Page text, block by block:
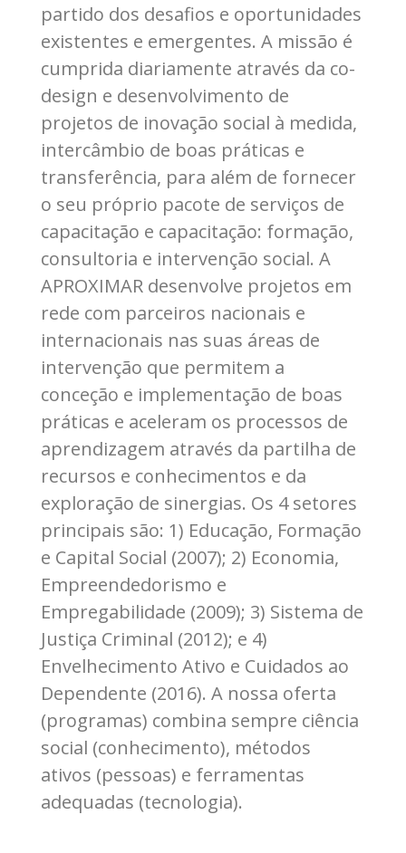
partido dos desafios e oportunidades
existentes e emergentes. A missão é
cumprida diariamente através da co-
design e desenvolvimento de
projetos de inovação social à medida,
intercâmbio de boas práticas e
transferência, para além de fornecer
o seu próprio pacote de serviços de
capacitação e capacitação: formação,
consultoria e intervenção social. A
APROXIMAR desenvolve projetos em
rede com parceiros nacionais e
internacionais nas suas áreas de
intervenção que permitem a
conceção e implementação de boas
práticas e aceleram os processos de
aprendizagem através da partilha de
recursos e conhecimentos e da
exploração de sinergias. Os 4 setores
principais são: 1) Educação, Formação
e Capital Social (2007); 2) Economia,
Empreendedorismo e
Empregabilidade (2009); 3) Sistema de
Justiça Criminal (2012); e 4)
Envelhecimento Ativo e Cuidados ao
Dependente (2016). A nossa oferta
(programas) combina sempre ciência
social (conhecimento), métodos
ativos (pessoas) e ferramentas
adequadas (tecnologia).